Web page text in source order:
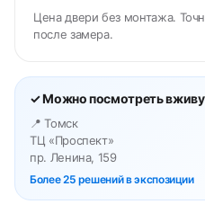
Цена двери без монтажа.
после замера.
✓ Можно посмотреть
📍 Томск
ТЦ «Проспект»
пр. Ленина, 159
Более 25 решений в экспозиции